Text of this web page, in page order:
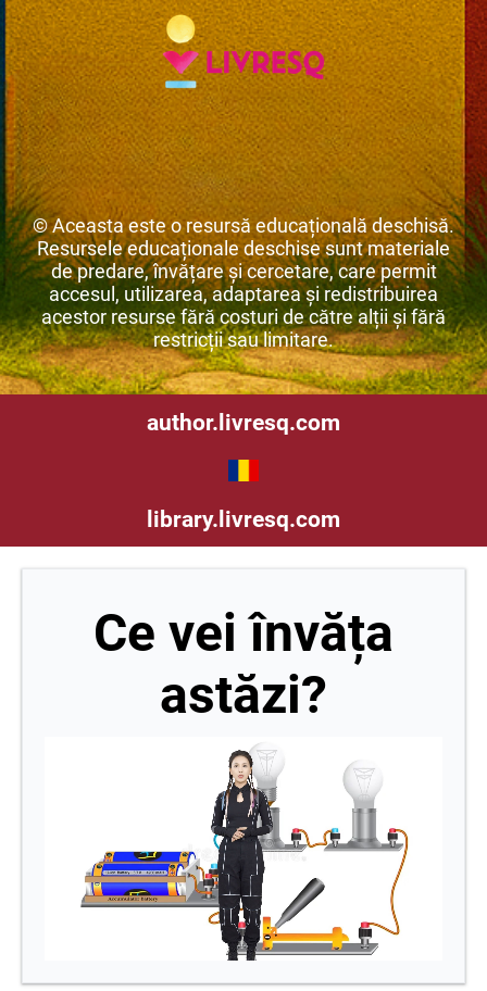
© Aceasta este o resursă educațională deschisă.
Resursele educaționale deschise sunt materiale
de predare, învățare și cercetare, care permit
accesul, utilizarea, adaptarea și redistribuirea
acestor resurse fără costuri de către alții și fără
restricții sau limitare.
author.livresq.com
library.livresq.com
Ce vei învăța
astăzi?